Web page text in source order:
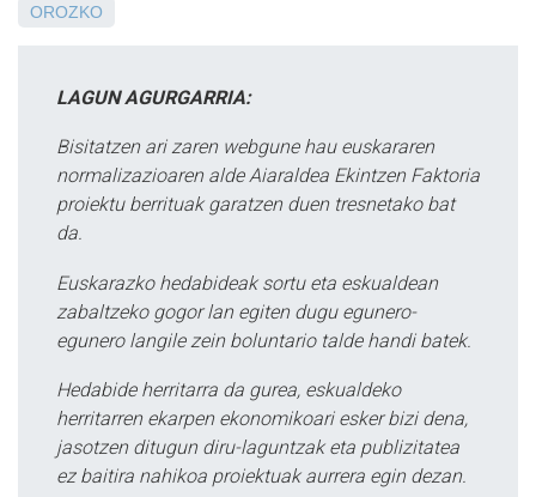
OROZKO
LAGUN AGURGARRIA:
Bisitatzen ari zaren webgune hau euskararen
normalizazioaren alde Aiaraldea Ekintzen Faktoria
proiektu berrituak garatzen duen tresnetako bat
da.
Euskarazko hedabideak sortu eta eskualdean
zabaltzeko gogor lan egiten dugu egunero-
egunero langile zein boluntario talde handi batek.
Hedabide herritarra da gurea, eskualdeko
herritarren ekarpen ekonomikoari esker bizi dena,
jasotzen ditugun diru-laguntzak eta publizitatea
ez baitira nahikoa proiektuak aurrera egin dezan.